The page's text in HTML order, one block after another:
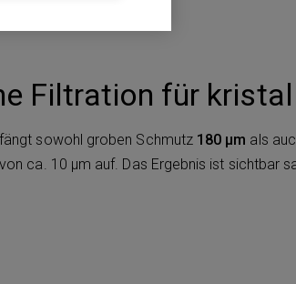
Filtration für
sowohl groben Schmutz 180 μm als
ca. 10 μm auf. Das Ergebnis ist sichtbar